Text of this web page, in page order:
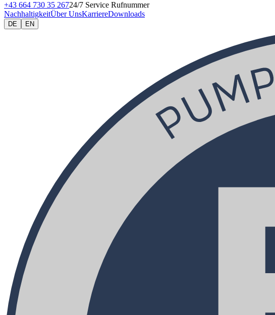
+43 664 730 35 26724/7 Service Rufnummer
NachhaltigkeitÜber UnsKarriereDownloads
DE EN